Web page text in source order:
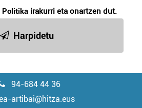
Politika irakurri eta onartzen dut.
Harpidetu
94-684 44 36
artibai@hitza.eus